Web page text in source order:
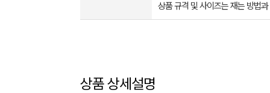
상품 규격 및 사이즈는 재는 방법
상품 상세설명